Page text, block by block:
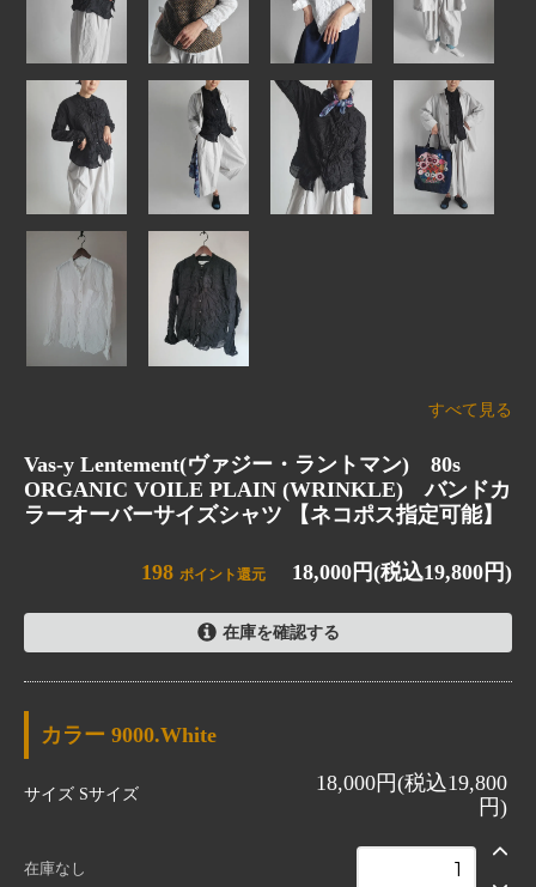
すべて見る
Vas-y Lentement(ヴァジー・ラントマン) 80s
ORGANIC VOILE PLAIN (WRINKLE) バンドカ
ラーオーバーサイズシャツ 【ネコポス指定可能】
198 ポイント還元 18,000円(税込19,800円)
在庫を確認する
SOLD OUT
カラー 9000.White
サイズ Sサイズ
18,000円(税込19,800
円)
在庫なし